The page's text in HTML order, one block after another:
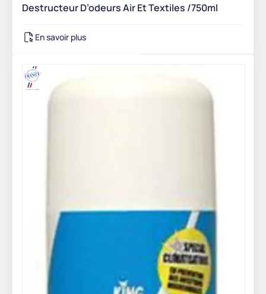
Destructeur D’odeurs Air Et Textiles /750ml
En savoir plus